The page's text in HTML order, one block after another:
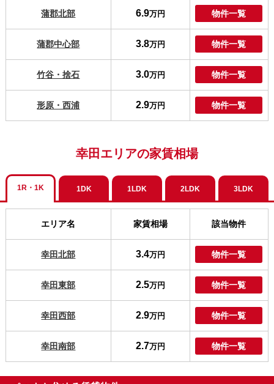
蒲郡北部 6.9万円 物件一覧
蒲郡中心部 3.8万円 物件一覧
竹谷・捨石 3.0万円 物件一覧
形原・西浦 2.9万円 物件一覧
幸田エリアの家賃相場
1R・1K 1DK 1LDK 2LDK 3LDK
エリア名 家賃相場 該当物件
幸田北部 3.4万円 物件一覧
幸田東部 2.5万円 物件一覧
幸田西部 2.9万円 物件一覧
幸田南部 2.7万円 物件一覧